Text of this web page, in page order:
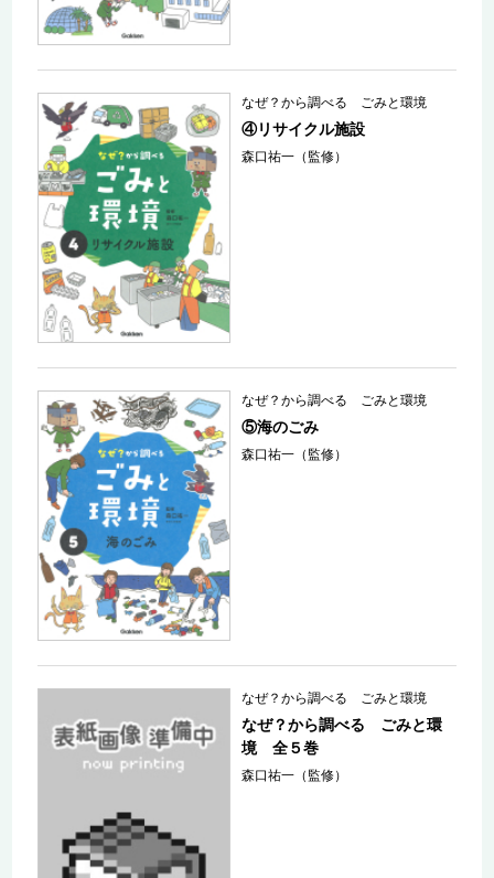
なぜ？から調べる ごみと環境
④リサイクル施設
森口祐一（監修）
なぜ？から調べる ごみと環境
⑤海のごみ
森口祐一（監修）
なぜ？から調べる ごみと環境
なぜ？から調べる ごみと環
境 全５巻
森口祐一（監修）